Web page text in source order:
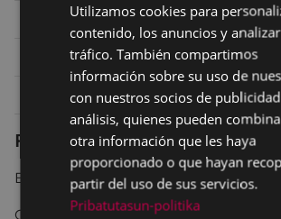
Domingo 29 17:00 SALA 1
Domingo 29 20:00 ANTZOKIA
Lunes 30 19:30 ANTZOKIA
Ficha técnica
ESPAÑA 2023 84 min.
Comedia.
Utilizamos cookies para
contenido, los anuncios y
tráfico. También compartimos
información sobre su uso de
con nuestros socios de
análisis, quienes pueden
otra información que les haya
proporcionado o que hayan
partir del uso de sus servicios.
Pribatutasun-politika